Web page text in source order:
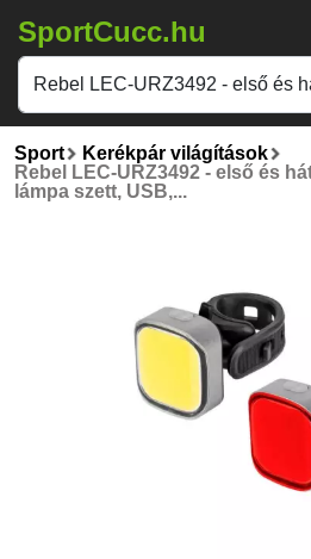
SportCucc.hu
Sport
Kerékpár világítások
Rebel LEC-URZ3492 - első és
lámpa szett, USB,...